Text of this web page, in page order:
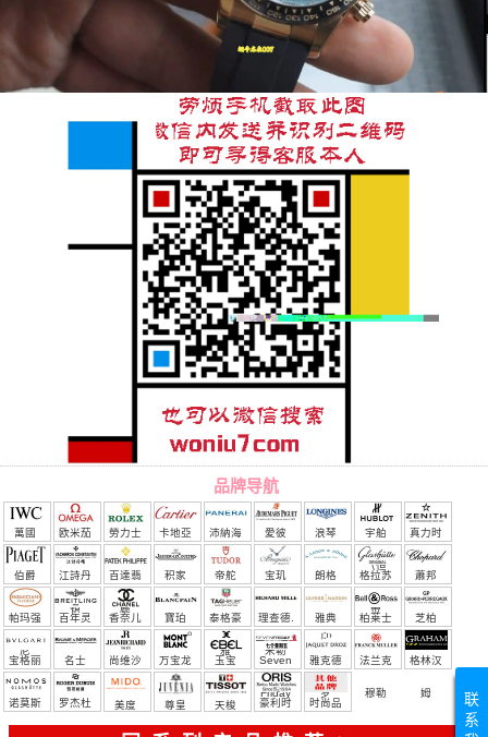
品牌导航
萬國 欧米茄 勞力士 卡地亞 沛納海 愛彼 浪琴 宇舶
（恒
宝）
真力时
伯爵 江詩丹
頓
百達翡
麗
积家 帝舵 宝玑 朗格 格拉苏
蒂
蕭邦
帕玛强
尼
百年灵 香奈儿 寶珀 泰格豪
雅
理查德.
米勒
雅典 柏莱士 芝柏
宝格丽 名士 尚维沙 万宝龙 玉宝 Seven
Friday
雅克德
罗
法兰克
穆勒
格林汉
姆
诺莫斯
罗杰杜 美度 尊皇 天梭 豪利时 时尚品
联
系